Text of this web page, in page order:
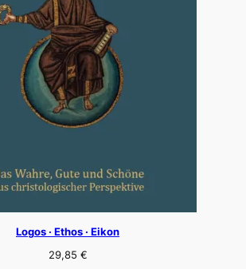
Logos · Ethos · Eikon
29,85 €